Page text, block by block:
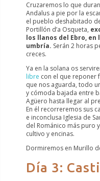
Cruzaremos lo que
Andalus a pie por la
el pueblo deshabitado
Portillón d’a Osqueta,
los llanos del Ebro,
umbría. Serán 2 horas
creces.
Ya en la solana os
libre con el que reponer
que nos aguarda, todo
y cómoda bajada entre
Agüero hasta llegar al
En él recorreremos sus
e inconclusa Iglesia de
del Románico más puro
cultivo y encinas.
Dormiremos en Murillo
Día 3: